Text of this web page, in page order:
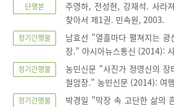
단행본
주영하, 전성현, 강재석. 사라
찾아서 제1권. 민속원, 2003.
정기간행물
남효선 "열흘마다 펼쳐지는 광
장." 아시아뉴스통신 (2014):
정기간행물
농민신문 "사진가 정영신의
철암장." 농민신문 (2014): 여
정기간행물
박경일 "막장 속 고단한 삶의